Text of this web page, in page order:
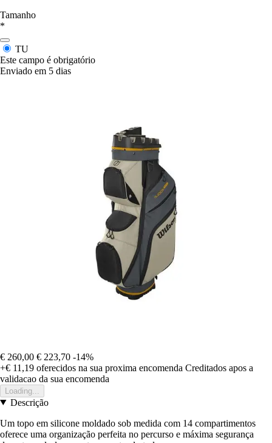
Tamanho
*
TU
Este campo é obrigatório
Enviado em 5 dias
€ 260,00 € 223,70 -14%
+€ 11,19 oferecidos na sua proxima encomenda Creditados apos a
validacao da sua encomenda
Loading...
Descrição
Um topo em silicone moldado sob medida com 14 compartimentos
oferece uma organização perfeita no percurso e máxima segurança